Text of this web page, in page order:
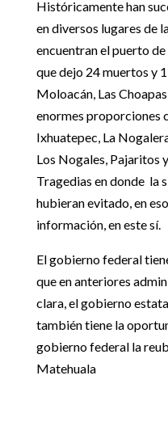
Históricamente han
en diversos lugares de
encuentran el puerto
que dejo 24 muertos y
Moloacán, Las
enormes proporciones
Ixhuatepec, La
Los Nogales, Pajaritos
Tragedias en donde la
hubieran evitado, en
información, en este sí.
El gobierno federal
que en anteriores
clara, el gobierno
también tiene la
gobierno federal la
Matehuala